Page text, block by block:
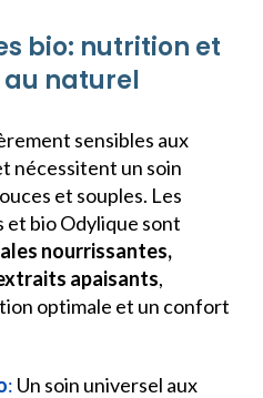
bio: nutrition et
naturel
sensibles aux
nécessitent un soin
et souples. Les
et bio Odylique sont
nourrissantes,
apaisants,
optimale et un confort
: Un soin universel aux